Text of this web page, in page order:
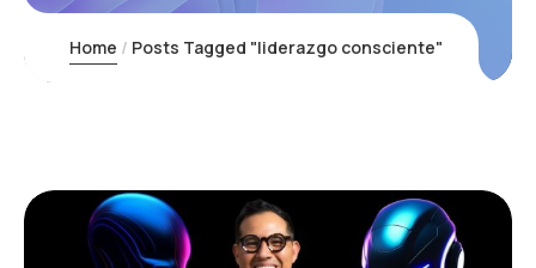
Home Posts Tagged "liderazgo consciente"